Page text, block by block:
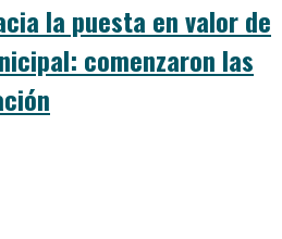
la puesta en valor de
comenzaron las